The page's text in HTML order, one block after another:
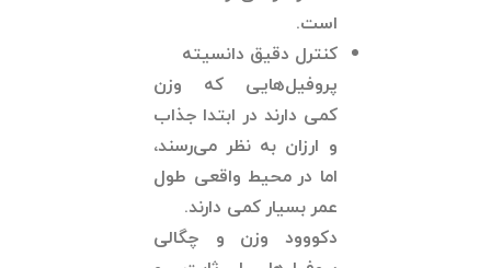
است.
کنترل دقیق دانسیته
پروفیل‌هایی که وزن
کمی دارند در ابتدا جذاب
و ارزان به نظر می‌رسند،
اما در محیط واقعی طول
عمر بسیار کمی دارند.
دکووود وزن و چگالی